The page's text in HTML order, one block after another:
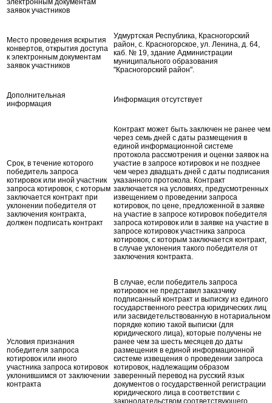
электронным документам
заявок участников
Место проведения вскрытия
конвертов, открытия доступа
к электронным документам
заявок участников
Удмуртская Республика, Красногорский
район, с. Красногорское, ул. Ленина, д. 64,
каб. № 19, здание Администрации
муниципального образования
"Красногорский район".
Дополнительная
информация
Информация отсутствует
Срок, в течение которого
победитель запроса
котировок или иной участник
запроса котировок, с которым
заключается контракт при
уклонении победителя от
заключения контракта,
должен подписать контракт
Контракт может быть заключен не ранее чем
через семь дней с даты размещения в
единой информационной системе
протокола рассмотрения и оценки заявок на
участие в запросе котировок и не позднее
чем через двадцать дней с даты подписания
указанного протокола. Контракт
заключается на условиях, предусмотренных
извещением о проведении запроса
котировок, по цене, предложенной в заявке
на участие в запросе котировок победителя
запроса котировок или в заявке на участие в
запросе котировок участника запроса
котировок, с которым заключается контракт,
в случае уклонения такого победителя от
заключения контракта.
Условия признания
победителя запроса
котировок или иного
участника запроса котировок
уклонившимся от заключении
контракта
В случае, если победитель запроса
котировок не представил заказчику
подписанный контракт и выписку из единого
государственного реестра юридических лиц
или засвидетельствованную в нотариальном
порядке копию такой выписки (для
юридического лица), которые получены не
ранее чем за шесть месяцев до даты
размещения в единой информационной
системе извещения о проведении запроса
котировок, надлежащим образом
заверенный перевод на русский язык
документов о государственной регистрации
юридического лица в соответствии с
законодательством соответствующего